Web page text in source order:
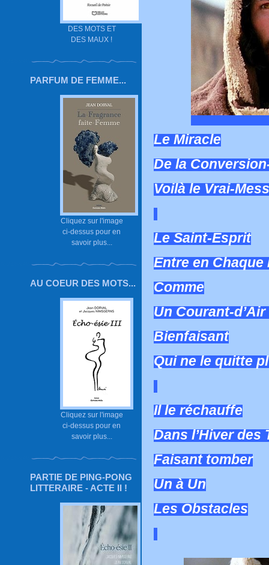
DES MOTS ET
DES MAUX !
PARFUM DE FEMME...
Cliquez sur l'image
ci-dessus pour en
savoir plus...
AU COEUR DES MOTS...
Cliquez sur l'image
ci-dessus pour en
savoir plus...
PARTIE DE PING-PONG
LITTERAIRE - ACTE II !
Le Miracle
De la
Voilà le Vrai-
Le Saint-Esprit
Entre en Chaque
Comme
Un Courant-
Bienfaisant
Qui ne le quitte
Il le réchauffe
Dans l’Hiver des
Faisant tomber
Un à Un
Les Obstacles